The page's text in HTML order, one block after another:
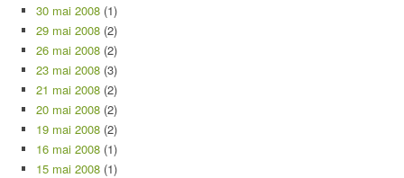
30 mai 2008 (1)
29 mai 2008 (2)
26 mai 2008 (2)
23 mai 2008 (3)
21 mai 2008 (2)
20 mai 2008 (2)
19 mai 2008 (2)
16 mai 2008 (1)
15 mai 2008 (1)